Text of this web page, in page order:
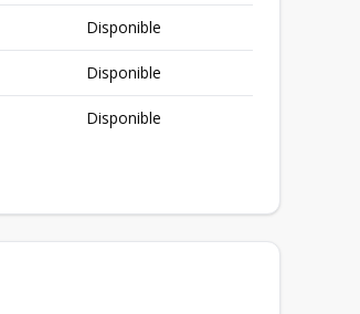
Disponible
Disponible
Disponible